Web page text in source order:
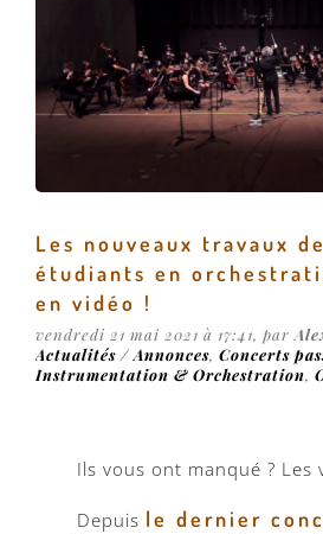
Les nouveaux travaux
étudiants en
en vidéo !
vendredi 21 mai 2021 à 17:41, par
Actualités / Annonces, Concerts
Instrumentation & Orchestration,
Ils vous ont manqué ? Les
Depuis le dernier